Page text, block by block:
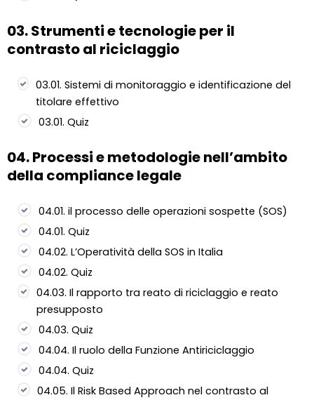
03. Strumenti e tecnologie per il
contrasto al riciclaggio
03.01. Sistemi di monitoraggio e identificazione del
titolare effettivo
03.01. Quiz
04. Processi e metodologie nell’ambito
della compliance legale
04.01. il processo delle operazioni sospette (SOS)
04.01. Quiz
04.02. L’Operatività della SOS in Italia
04.02. Quiz
04.03. Il rapporto tra reato di riciclaggio e reato
presupposto
04.03. Quiz
04.04. Il ruolo della Funzione Antiriciclaggio
04.04. Quiz
04.05. Il Risk Based Approach nel contrasto al